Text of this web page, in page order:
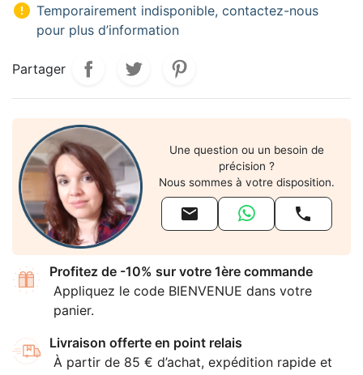
 Temporairement indisponible, contactez-nous
pour plus d’information
Partager
Une question ou un besoin de
précision ?
Nous sommes à votre disposition.
 
Profitez de -10% sur votre 1ère commande
Appliquez le code BIENVENUE dans votre
panier.
Livraison offerte en point relais
À partir de 85 € d’achat, expédition rapide et